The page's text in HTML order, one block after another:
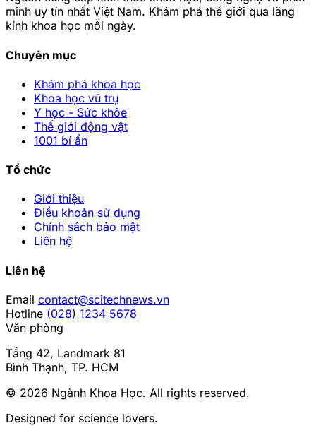
minh uy tín nhất Việt Nam. Khám phá thế giới qua lăng
kính khoa học mỗi ngày.
Chuyên mục
Khám phá khoa học
Khoa học vũ trụ
Y học - Sức khỏe
Thế giới động vật
1001 bí ẩn
Tổ chức
Giới thiệu
Điều khoản sử dụng
Chính sách bảo mật
Liên hệ
Liên hệ
Email contact@scitechnews.vn
Hotline (028) 1234 5678
Văn phòng
Tầng 42, Landmark 81
Bình Thạnh, TP. HCM
© 2026 Ngành Khoa Học. All rights reserved.
Designed for science lovers.